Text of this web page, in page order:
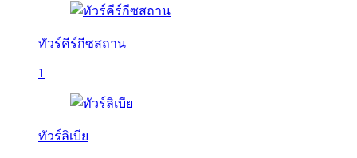
ทัวร์คีร์กีซสถาน
1
ทัวร์ลิเบีย